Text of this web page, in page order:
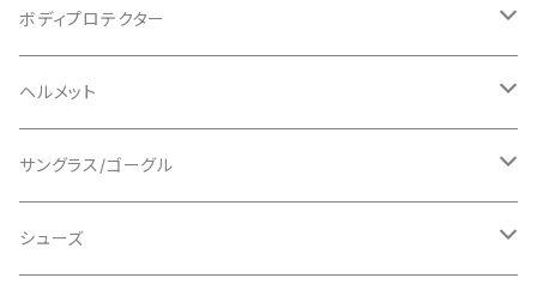
AENOMALY/アエノマリー
ALL MOUNTAIN STYLE
AVID/アヴィド
BAR MITTS/バーミッツ
ジャージ
ロングスリーブ
ショートスリーブ
ジャケット
ショーツ
ビブタイプ
パンツ / タイツ
ボディプロテクター
エルボー/肘
ニー/膝
その他
ヘルメット
ロード
マウンテンバイク
サングラス/ゴーグル
アクセサリー
シューズ